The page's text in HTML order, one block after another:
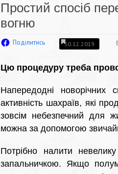
Простий спосіб
вогню
Поділитись 30.12.2019
Цю процедуру треба
Напередодні новорічних
активність шахраїв, які
зовсім небезпечний для
можна за допомогою
Потрібно налити
запальничкою. Якщо